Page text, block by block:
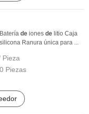
de iones de litio Caja
silicona Ranura única para ...
Pieza
Piezas